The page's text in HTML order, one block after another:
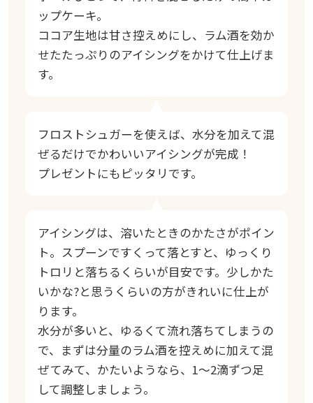
ップケーキ。
ココア生地は甘さ控えめにし、ラム酒を効か
せたたっぷりのアイシングをかけて仕上げま
す。
フロストシュガーを使えば、水分を加えて混
ぜるだけでかわいいアイシングが完成！
プレゼントにもピッタリです。
アイシングは、溶いたときのかたさがポイン
ト。スプーンですくって落とすと、ゆっくり
トロリと落ちるくらいが目安です。少しかた
いかな?と思うくらいの方がきれいに仕上が
ります。
水分が多いと、ゆるくて流れ落ちてしまうの
で、まずは分量のラム酒を控えめに加えて混
ぜてみて、かたいようなら、1～2滴ずつ足
して調整しましょう。